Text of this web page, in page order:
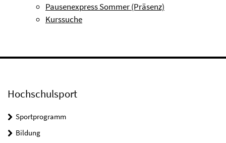
Pausenexpress Sommer (Präsenz)
Kurssuche
Hochschulsport
Sportprogramm
Bildung